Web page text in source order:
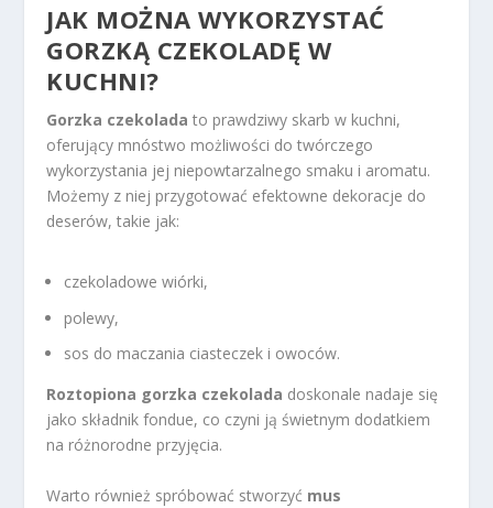
JAK MOŻNA WYKORZYSTAĆ
GORZKĄ CZEKOLADĘ W
KUCHNI?
Gorzka czekolada to prawdziwy skarb w kuchni,
oferujący mnóstwo możliwości do twórczego
wykorzystania jej niepowtarzalnego smaku i aromatu.
Możemy z niej przygotować efektowne dekoracje do
deserów, takie jak:
czekoladowe wiórki,
polewy,
sos do maczania ciasteczek i owoców.
Roztopiona gorzka czekolada doskonale nadaje się
jako składnik fondue, co czyni ją świetnym dodatkiem
na różnorodne przyjęcia.
Warto również spróbować stworzyć mus